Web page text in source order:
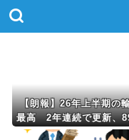
【朗報】26年上半期の
最高 2年連続で更新、
円 農水省「インバウン